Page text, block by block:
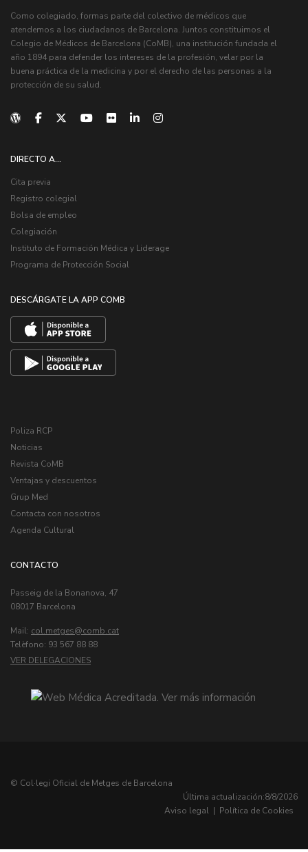
Como colegiado, formas parte del colectivo de médicos que
atendemos a los ciudadanos de Barcelona. Juntos constituimos el
Colegio de Médicos de Barcelona (CoMB), una institución fundada el
año 1894 para defender los intereses de la profesión, velar por la
buena práctica de la medicina y por el derecho de las personas a la
protección de su salud.
DIRECTO A...
Cita previa
Registro colegial
Bolsa de empleo
Colegiación
Instituto de Formación Médica y Liderage
Programa de Protección Social
DESCÁRGATE LA APP COMB
Poliza RCP
Noticias
Revista CoMB
Ventajas y descuentos
Grup Med
Contacta con nosotros
Agenda Cultural
CONTACTO
Passeig de la Bonanova, 47
08017 Barcelona
Mail: col.metges
Telèfono: 93 567 88 88
VER DELEGACIONES
© Col·legi Oficial de Metges de Barcelona
Última actualización:8/8/2026
Aviso legal | Política de Cookies